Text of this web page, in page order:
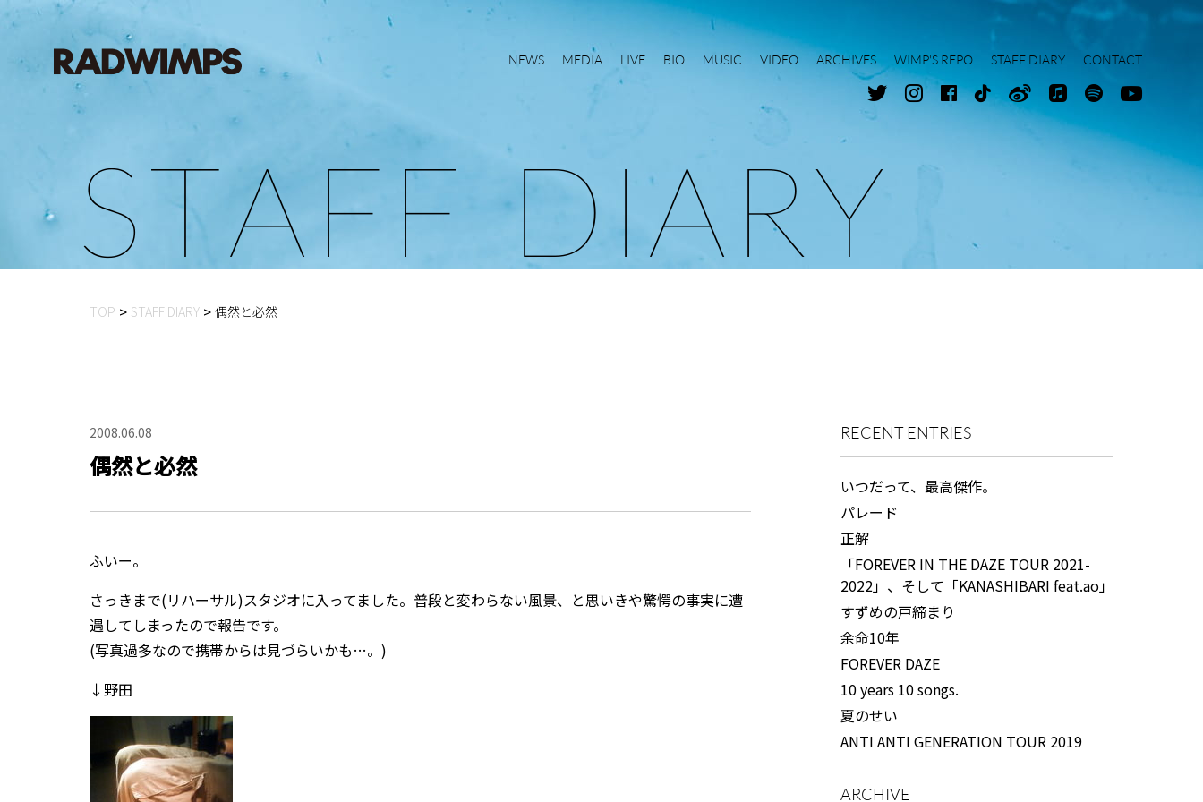
NEWS MEDIA LIVE BIO MUSIC VIDEO ARCHIVES WIMP'S REPO STAFF DIARY CONTACT
S TAFF D I A RY
TOP STAFF DIARY 偶然と必然
2008.06.08
偶然と必然
ふいー。
さっきまで(リハーサル)スタジオに入ってました。普段と変わらない風景、と思いきや驚愕の事実に遭
遇してしまったので報告です。
(写真過多なので携帯からは見づらいかも…。)
↓野田
RECENT ENTRIES
いつだって、最高傑作。
パレード
正解
「FOREVER IN THE DAZE TOUR 2021-
2022」、そして「KANASHIBARI feat.ao」
すずめの戸締まり
余命10年
FOREVER DAZE
10 years 10 songs.
夏のせい
ANTI ANTI GENERATION TOUR 2019
ARCHIVE